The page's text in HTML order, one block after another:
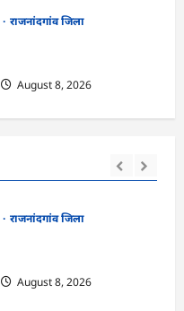
राजनांदगांव जिला
August 8, 2026
रायपुर जिला
August 8, 2026